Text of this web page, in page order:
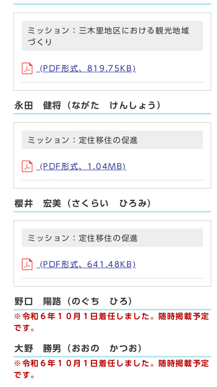
ミッション：三木里地区における観光地域
づくり
(PDF形式、819.75KB)
永田 健将（ながた けんしょう）
ミッション：定住移住の促進
(PDF形式、1.04MB)
櫻井 宏美（さくらい ひろみ）
ミッション：定住移住の促進
(PDF形式、641.48KB)
野口 陽路（のぐち ひろ）
※令和６年１０月１日着任しました。随時掲載予定
です。
大野 勝男（おおの かつお）
※令和６年１０月１日着任しました。随時掲載予定
です。